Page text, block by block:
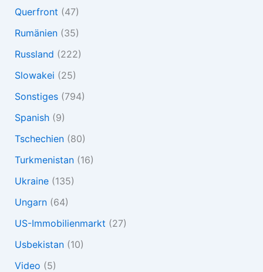
Querfront (47)
Rumänien(35)
Russland (222)
Slowakei (25)
Sonstiges(794)
Spanish(9)
Tschechien(80)
Turkmenistan(16)
Ukraine(135)
Ungarn(64)
US-Immobilienmarkt (27)
Usbekistan(10)
Video (5)